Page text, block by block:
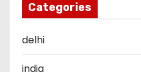
Categories
delhi
india